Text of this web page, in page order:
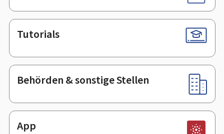
Tutorials
Behörden & sonstige Stellen
App